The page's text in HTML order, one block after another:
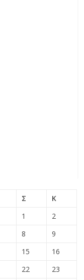
Σ
Κ
1
2
8
9
15
16
22
23